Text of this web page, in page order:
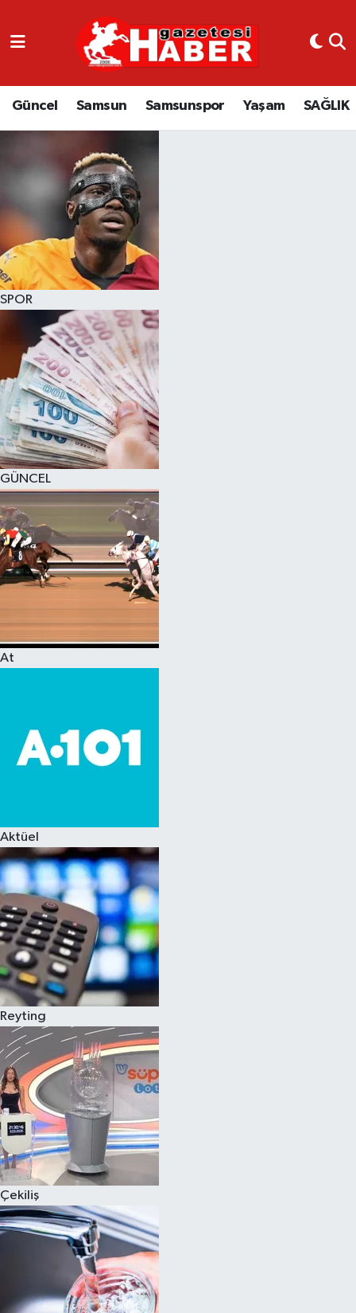
Güncel Samsun Samsunspor Yaşam SAĞLIK
SPOR
GÜNCEL
At
Aktüel
Reyting
Çekiliş
GÜNCEL
SAMSUN
EKONOMİ
YAŞAM